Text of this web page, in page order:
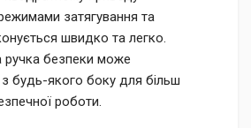
затягування та
швидко та легко.
ручка безпеки може
будь-якого боку для більш
роботи.